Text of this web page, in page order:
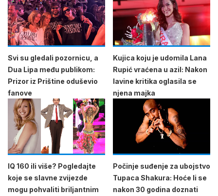
Svi su gledali pozornicu, a
Dua Lipa među publikom:
Prizor iz Prištine oduševio
fanove
Kujica koju je udomila Lana
Rupić vraćena u azil: Nakon
lavine kritika oglasila se
njena majka
IQ 160 ili više? Pogledajte
koje se slavne zvijezde
mogu pohvaliti briljantnim
Počinje suđenje za ubojstvo
Tupaca Shakura: Hoće li se
nakon 30 godina doznati